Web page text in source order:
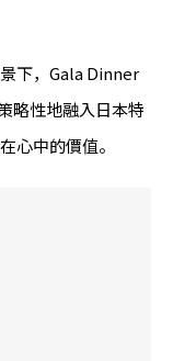
下，Gala Dinner
略性地融入日本特
心中的價值。